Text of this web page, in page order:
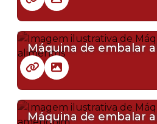
Máquina de embalar
Máquina de embalar